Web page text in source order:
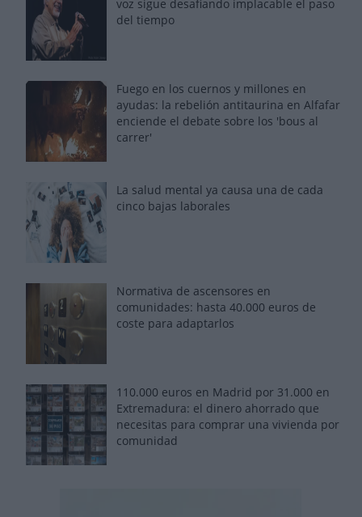
voz sigue desafiando implacable el paso
del tiempo
Fuego en los cuernos y millones en
ayudas: la rebelión antitaurina en Alfafar
enciende el debate sobre los 'bous al
carrer'
La salud mental ya causa una de cada
cinco bajas laborales
Normativa de ascensores en
comunidades: hasta 40.000 euros de
coste para adaptarlos
110.000 euros en Madrid por 31.000 en
Extremadura: el dinero ahorrado que
necesitas para comprar una vivienda por
comunidad